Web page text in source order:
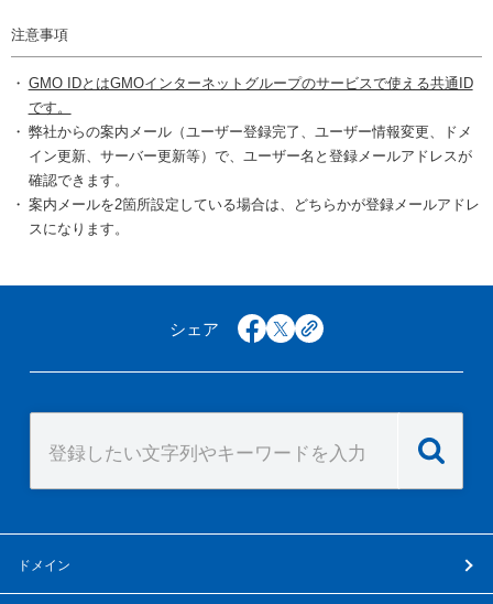
注意事項
GMO IDとはGMOインターネットグループのサービスで使える共通ID
です。
弊社からの案内メール（ユーザー登録完了、ユーザー情報変更、ドメ
イン更新、サーバー更新等）で、ユーザー名と登録メールアドレスが
確認できます。
案内メールを2箇所設定している場合は、どちらかが登録メールアドレ
スになります。
シェア facebook
x copy
ドメイン